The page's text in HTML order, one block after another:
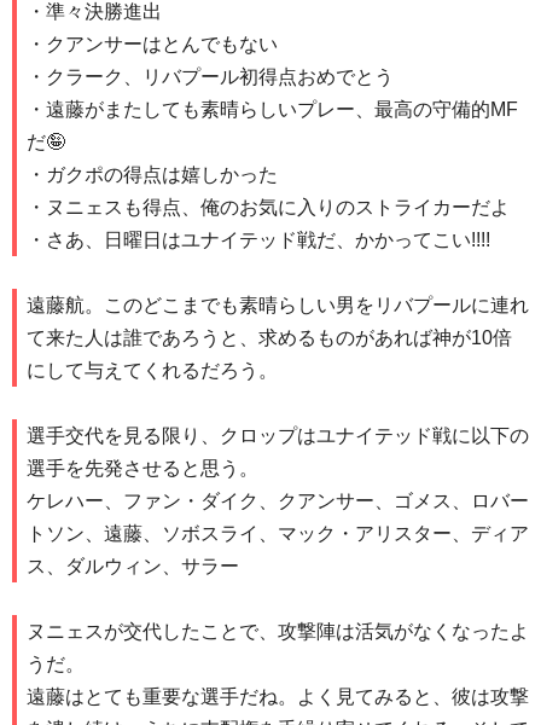
・準々決勝進出
・クアンサーはとんでもない
・クラーク、リバプール初得点おめでとう
・遠藤がまたしても素晴らしいプレー、最高の守備的MF
だ🤪
・ガクポの得点は嬉しかった
・ヌニェスも得点、俺のお気に入りのストライカーだよ
・さあ、日曜日はユナイテッド戦だ、かかってこい!!!!
遠藤航。このどこまでも素晴らしい男をリバプールに連れ
て来た人は誰であろうと、求めるものがあれば神が10倍
にして与えてくれるだろう。
選手交代を見る限り、クロップはユナイテッド戦に以下の
選手を先発させると思う。
ケレハー、ファン・ダイク、クアンサー、ゴメス、ロバー
トソン、遠藤、ソボスライ、マック・アリスター、ディア
ス、ダルウィン、サラー
ヌニェスが交代したことで、攻撃陣は活気がなくなったよ
うだ。
遠藤はとても重要な選手だね。よく見てみると、彼は攻撃